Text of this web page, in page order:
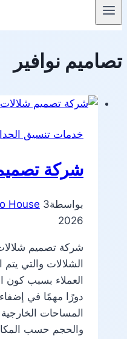
تصاميم نوافير
خدمات تنسيق
شركة
بواسطة House 3 يونيو، 2024
2026
شركة تصميم
الشلالات والتي
العملاء بسبب كون
دورًا مهمًا في
المساحات
والحجم حسب